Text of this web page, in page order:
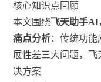
核心知识点回顾
本文围绕飞天助手AI
痛点分析：传统功
展性差三大问题，
决方案